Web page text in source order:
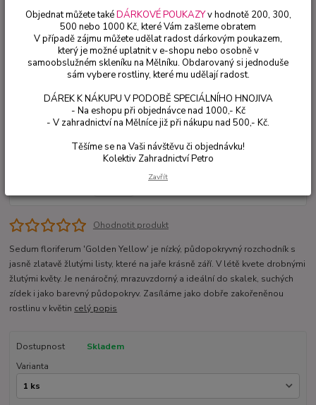
Ohodnotit produkt
Sedum floriferum 'Golden Yellow' je nízký, půdopokryvný rozchodník s
jasně zlatavě žlutými listy, které na jaře krásně září. V létě kvete drobnými
žlutými květy. Je nenáročný, mrazuvzdorný a ideální do skalek, suchých
zídek i jako barevný půdopokryv. Zasíláme jako dobře zakořeněnou
rostlinu v květin celý popis
Dostupnost
Skladem
Varianta
Objednat můžete takéDÁRKOVÉ POUKAZYv hodnotě 200, 300,
500 nebo 1000 Kč, které Vám zašleme obratem
V případě zájmu můžete udělat radost dárkovým poukazem,
který je možné uplatnit v e-shopu nebo osobně v
samoobslužném skleníku na Mělníku. Obdarovaný si jednoduše
sám vybere rostliny, které mu udělají radost.
DÁREK K NÁKUPU V PODOBĚ SPECIÁLNÍHO HNOJIVA
- Na eshopu při objednávce nad 1000,- Kč
- V zahradnictví na Mělníce již při nákupu nad 500,- Kč.
Těšíme se na Vaši návštěvu či objednávku!
Kolektiv Zahradnictví Petro
Zavřít